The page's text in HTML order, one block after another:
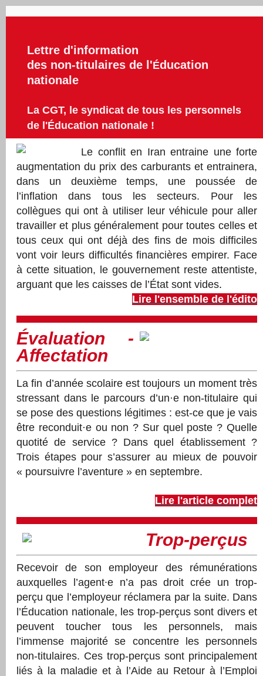
Lettre d'information
des non-titulaires de l'Éducation
nationale
La CGT, le syndicat de tous les personnels
de l'Éducation nationale !
Le conflit en Iran entraine une forte
augmentation du prix des carburants et entrainera,
dans un deuxième temps, une poussée de
l’inflation dans tous les secteurs. Pour les
collègues qui ont à utiliser leur véhicule pour aller
travailler et plus généralement pour toutes celles et
tous ceux qui ont déjà des fins de mois difficiles
vont voir leurs difficultés financières empirer. Face
à cette situation, le gouvernement reste attentiste,
arguant que les caisses de l’État sont vides.
Lire l'ensemble de l'édito
Évaluation -
Affectation
La fin d’année scolaire est toujours un moment très
stressant dans le parcours d’un·e non-titulaire qui
se pose des questions légitimes : est-ce que je vais
être reconduit·e ou non ? Sur quel poste ? Quelle
quotité de service ? Dans quel établissement ?
Trois étapes pour s’assurer au mieux de pouvoir
« poursuivre l’aventure » en septembre.
Lire l'article complet
Trop-perçus
Recevoir de son employeur des rémunérations
auxquelles l’agent∙e n’a pas droit crée un trop-
perçu que l’employeur réclamera par la suite. Dans
l’Éducation nationale, les trop-perçus sont divers et
peuvent toucher tous les personnels, mais
l’immense majorité se concentre les personnels
non-titulaires. Ces trop-perçus sont principalement
liés à la maladie et à l’Aide au Retour à l’Emploi